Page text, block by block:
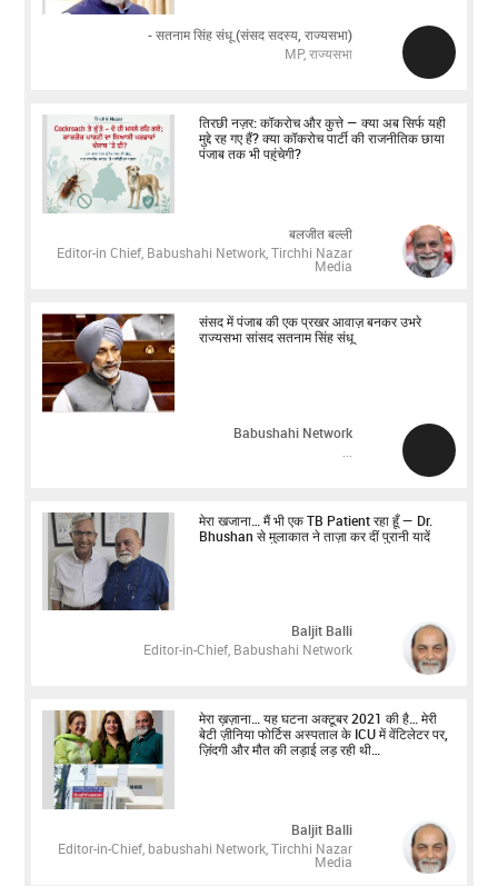
- सतनाम सिंह संधू (संसद सदस्य, राज्यसभा)
MP, राज्यसभा
तिरछी नज़र: कॉकरोच और कुत्ते — क्या अब सिर्फ यही
मुद्दे रह गए हैं? क्या कॉकरोच पार्टी की राजनीतिक छाया
पंजाब तक भी पहुंचेगी?
बलजीत बल्ली
Editor-in Chief, Babushahi Network, Tirchhi Nazar
Media
संसद में पंजाब की एक प्रखर आवाज़ बनकर उभरे
राज्यसभा सांसद सतनाम सिंह संधू
Babushahi Network
मेरा खजाना… मैं भी एक TB Patient रहा हूँ — Dr.
Bhushan से मुलाकात ने ताज़ा कर दीं पुरानी यादें
Baljit Balli
Editor-in-Chief, Babushahi Network
मेरा ख़ज़ाना… यह घटना अक्टूबर 2021 की है… मेरी
बेटी ज़ीनिया फोर्टिस अस्पताल के ICU में वेंटिलेटर पर,
ज़िंदगी और मौत की लड़ाई लड़ रही थी…
Baljit Balli
Editor-in-Chief, babushahi Network, Tirchhi Nazar
Media